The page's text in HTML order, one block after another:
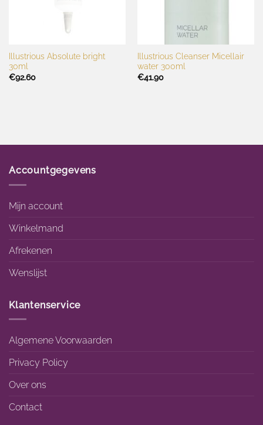
Illustrious Absolute bright
30ml
€92.60
Illustrious Cleanser Micellair
water 300ml
€41.90
Accountgegevens
Mijn account
Winkelmand
Afrekenen
Wenslijst
Klantenservice
Algemene Voorwaarden
Privacy Policy
Over ons
Contact